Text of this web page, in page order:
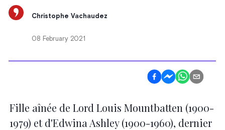
Christophe Vachaudez
08 February 2021
Fille aînée de Lord Louis Mountbatten (1900-
1979) et d'Edwina Ashley (1900-1960), dernier